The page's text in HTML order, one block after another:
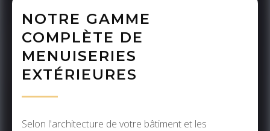
NOTRE GAMME
COMPLÈTE DE
MENUISERIES
EXTÉRIEURES
Selon l'architecture de votre bâtiment et les